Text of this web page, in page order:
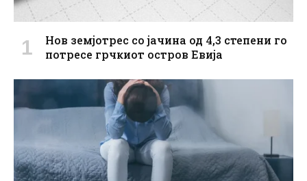
Нов земјотрес со јачина од 4,3 степени го
потресе грчкиот остров Евија